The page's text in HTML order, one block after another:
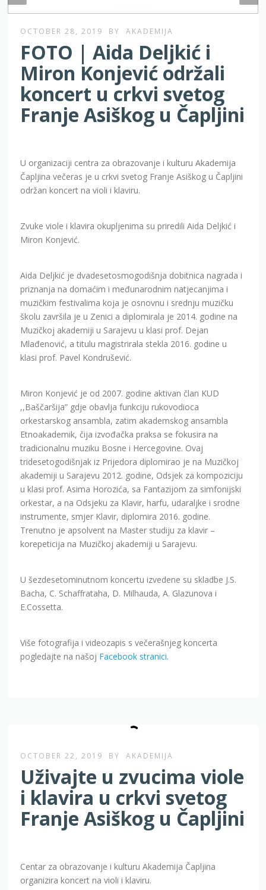
Miron Konjević održali
koncert u crkvi svetog
Franje Asiškog u Čapljini
U organizaciji centra za obrazovanje i kulturu Akademija
Čapljina večeras je u crkvi svetog Franje Asiškog u Čapljini
Zvuke viole i klavira okupljenima su priredili Aida Deljkić i
Miron Konjević.
priznanja na domaćim i međunarodnim natjecanjima i
muzičkim festivalima koja je osnovnu i srednju muzičku
Muzičkoj akademiji u Sarajevu u klasi prof. Dejan
Mlađenović, a titulu magistrirala stekla 2016. godine u
klasi prof. Pavel Kondrušević.
Miron Konjević je od 2007. godine aktivan član KUD
,,Baščaršija” gdje obavlja funkciju rukovodioca
orkestarskog ansambla, zatim akademskog ansambla
tradicionalnu muziku Bosne i Hercegovine. Ovaj
tridesetogodišnjak iz Prijedora diplomirao je na Muzičkoj
akademiji u Sarajevu 2012. godine, Odsjek za kompoziciju
u klasi prof. Asima Horozića, sa Fantazijom za simfonijski
orkestar, a na Odsjeku za Klavir, harfu, udaraljke i srodne
instrumente, smjer Klavir, diplomira 2016. godine.
Trenutno je apsolvent na Master studiju za klavir –
korepeticija na Muzičkoj akademiji u Sarajevu.
U šezdesetominutnom koncertu izvedene su skladbe J.S.
Bacha, C. Schaffrataha, D. Milhauda, A. Glazunova i
E.Cossetta.
Više fotografija i videozapis s večerašnjeg koncerta
pogledajte na našojFacebook stranici.
Franje Asiškog u Čapljini
Centar za obrazovanje i kulturu Akademija Čapljina
organizira koncert na violi i klaviru.
svetog Franje Asiškog u Čapljini će zasvirati Aida Deljkić
na violi i Miron Konjević na klaviru.